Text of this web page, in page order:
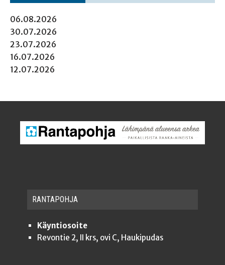
06.08.2026
30.07.2026
23.07.2026
16.07.2026
12.07.2026
RAN­TA­POH­JA
Käyntiosoite
Revontie 2, II krs, ovi C, Haukipudas